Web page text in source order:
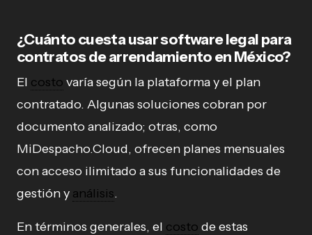
¿Cuánto cuesta usar software legal para
contratos de arrendamiento en México?
El costo varía según la plataforma y el plan
contratado. Algunas soluciones cobran por
documento analizado; otras, como
MiDespacho.Cloud, ofrecen planes mensuales
con acceso ilimitado a sus funcionalidades de
gestión y análisis.
En términos generales, el costo de estas